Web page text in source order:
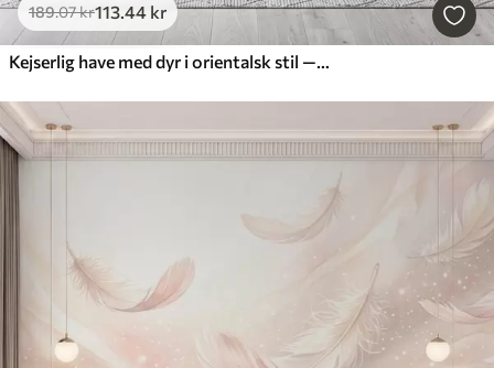
189.07kr113.44 kr
Kejserlig have med dyr i orientalsk stil — abe, leopard, tiger, påfugl og hejre